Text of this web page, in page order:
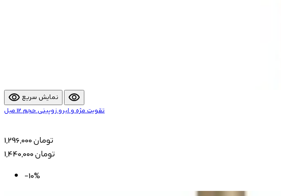
visibility نمایش سریع visibility
تقویت مژه و ابرو زوپینی حجم 12 میل
1,296,000 تومان
1,440,000 تومان
-10%